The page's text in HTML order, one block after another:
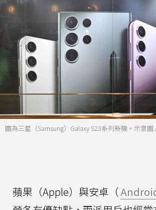
圖為三星（Samsung）Galaxy S23系列新機。示意
蘋果（Apple）與安卓（